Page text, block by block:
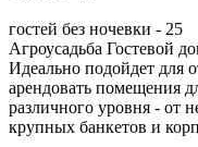
гостей без ночевки - 25
Агроусадьба Гостевой
Идеально подойдет для
арендовать помещения
различного уровня - от
крупных банкетов и